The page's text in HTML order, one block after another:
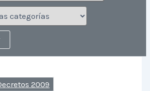
2009